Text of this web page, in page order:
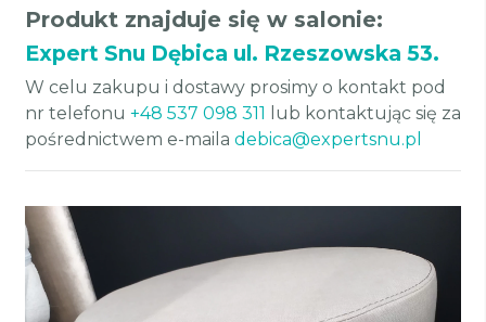
Produkt znajduje się w salonie:
Expert Snu Dębica ul. Rzeszowska 53.
W celu zakupu i dostawy prosimy o kontakt pod
nr telefonu +48 537 098 311
lub kontaktując się za
pośrednictwem e-maila debica@expertsnu.pl